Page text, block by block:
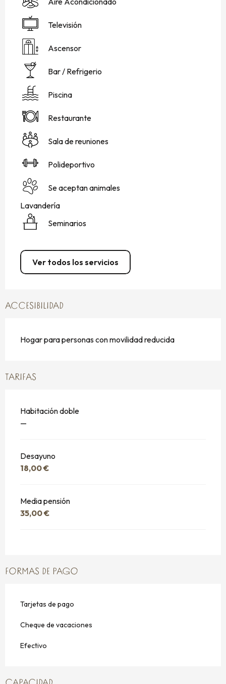
Televisión
Ascensor
Bar / Refrigerio
Piscina
Restaurante
Sala de reuniones
Polideportivo
Se aceptan animales
Lavandería
Seminarios
Ver todos los servicios
ACCESIBILIDAD
Hogar para personas con movilidad reducida
TARIFAS
Habitación doble
—
Desayuno
18,00 €
Media pensión
35,00 €
FORMAS DE PAGO
Tarjetas de pago
Cheque de vacaciones
Efectivo